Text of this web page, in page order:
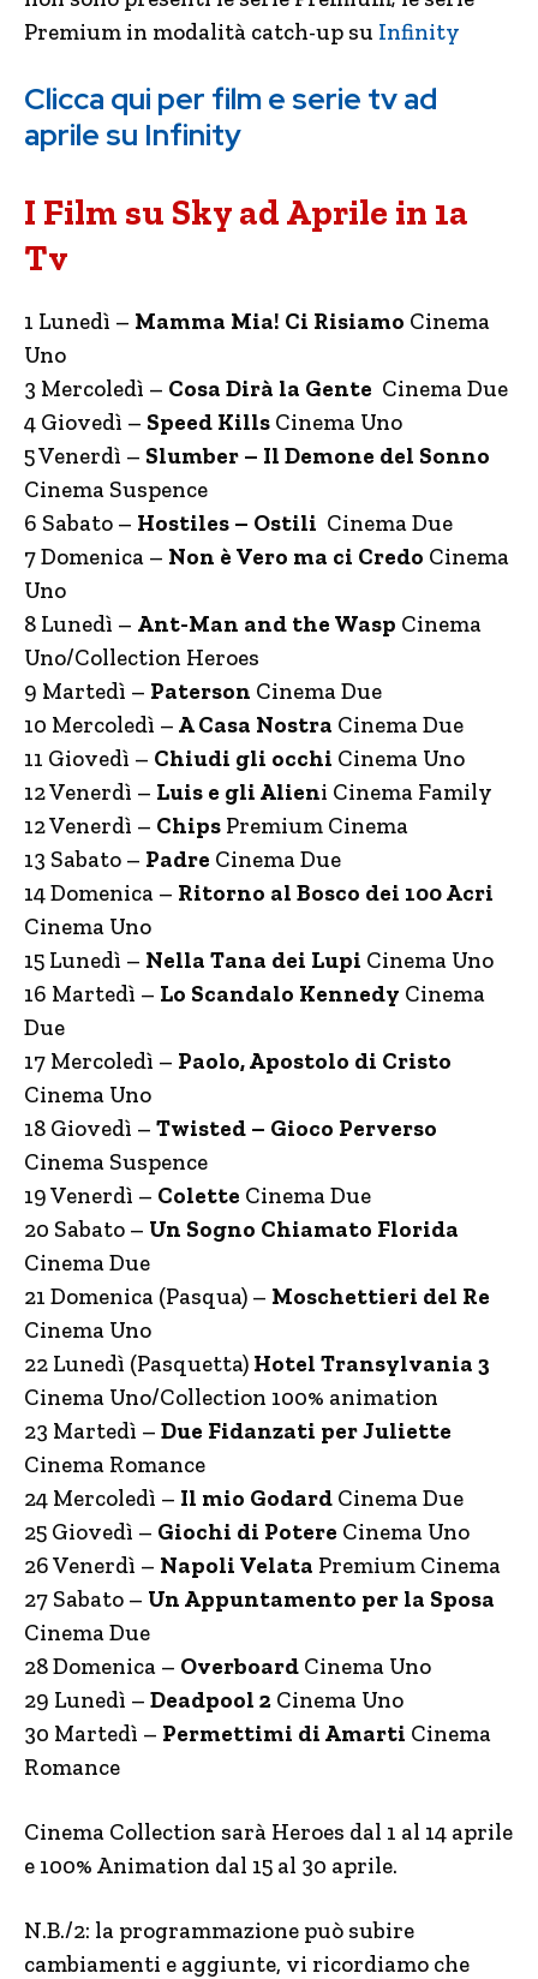
Premium in modalità catch-up su Infinity
Clicca qui per film e serie tv ad
aprile su Infinity
I Film su Sky ad Aprile in 1a
Tv
1 Lunedì – Mamma Mia! Ci Risiamo Cinema
Uno
3 Mercoledì – Cosa Dirà la Gente Cinema Due
4 Giovedì – Speed Kills Cinema Uno
5 Venerdì – Slumber – Il Demone del Sonno
Cinema Suspence
6 Sabato – Hostiles – Ostili Cinema Due
7 Domenica – Non è Vero ma ci Credo Cinema
Uno
8 Lunedì – Ant-Man and the Wasp Cinema
Uno/Collection Heroes
9 Martedì – Paterson Cinema Due
10 Mercoledì – A Casa Nostra Cinema Due
11 Giovedì – Chiudi gli occhi Cinema Uno
12 Venerdì – Luis e gli Alieni Cinema Family
12 Venerdì – Chips Premium Cinema
13 Sabato – Padre Cinema Due
14 Domenica – Ritorno al Bosco dei 100 Acri
Cinema Uno
15 Lunedì – Nella Tana dei Lupi Cinema Uno
16 Martedì – Lo Scandalo Kennedy Cinema
Due
17 Mercoledì – Paolo, Apostolo di Cristo
Cinema Uno
18 Giovedì – Twisted – Gioco Perverso
Cinema Suspence
19 Venerdì – Colette Cinema Due
20 Sabato – Un Sogno Chiamato Florida
Cinema Due
21 Domenica (Pasqua) – Moschettieri del Re
Cinema Uno
22 Lunedì (Pasquetta) Hotel Transylvania 3
Cinema Uno/Collection 100% animation
23 Martedì – Due Fidanzati per Juliette
Cinema Romance
24 Mercoledì – Il mio Godard Cinema Due
25 Giovedì – Giochi di Potere Cinema Uno
26 Venerdì – Napoli Velata Premium Cinema
27 Sabato – Un Appuntamento per la Sposa
Cinema Due
28 Domenica – Overboard Cinema Uno
29 Lunedì – Deadpool 2 Cinema Uno
30 Martedì – Permettimi di Amarti Cinema
Romance
Cinema Collection sarà Heroes dal 1 al 14 aprile
e 100% Animation dal 15 al 30 aprile.
N.B./2: la programmazione può subire
cambiamenti e aggiunte, vi ricordiamo che